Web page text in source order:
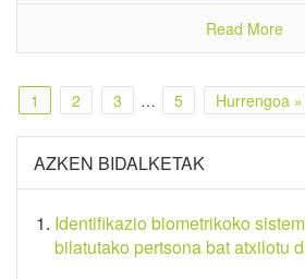
Read More
1 2 3 … 5 Hurrengoa »
AZKEN BIDALKETAK
Identifikazio biometrikoko
bilatutako pertsona bat atxilotu